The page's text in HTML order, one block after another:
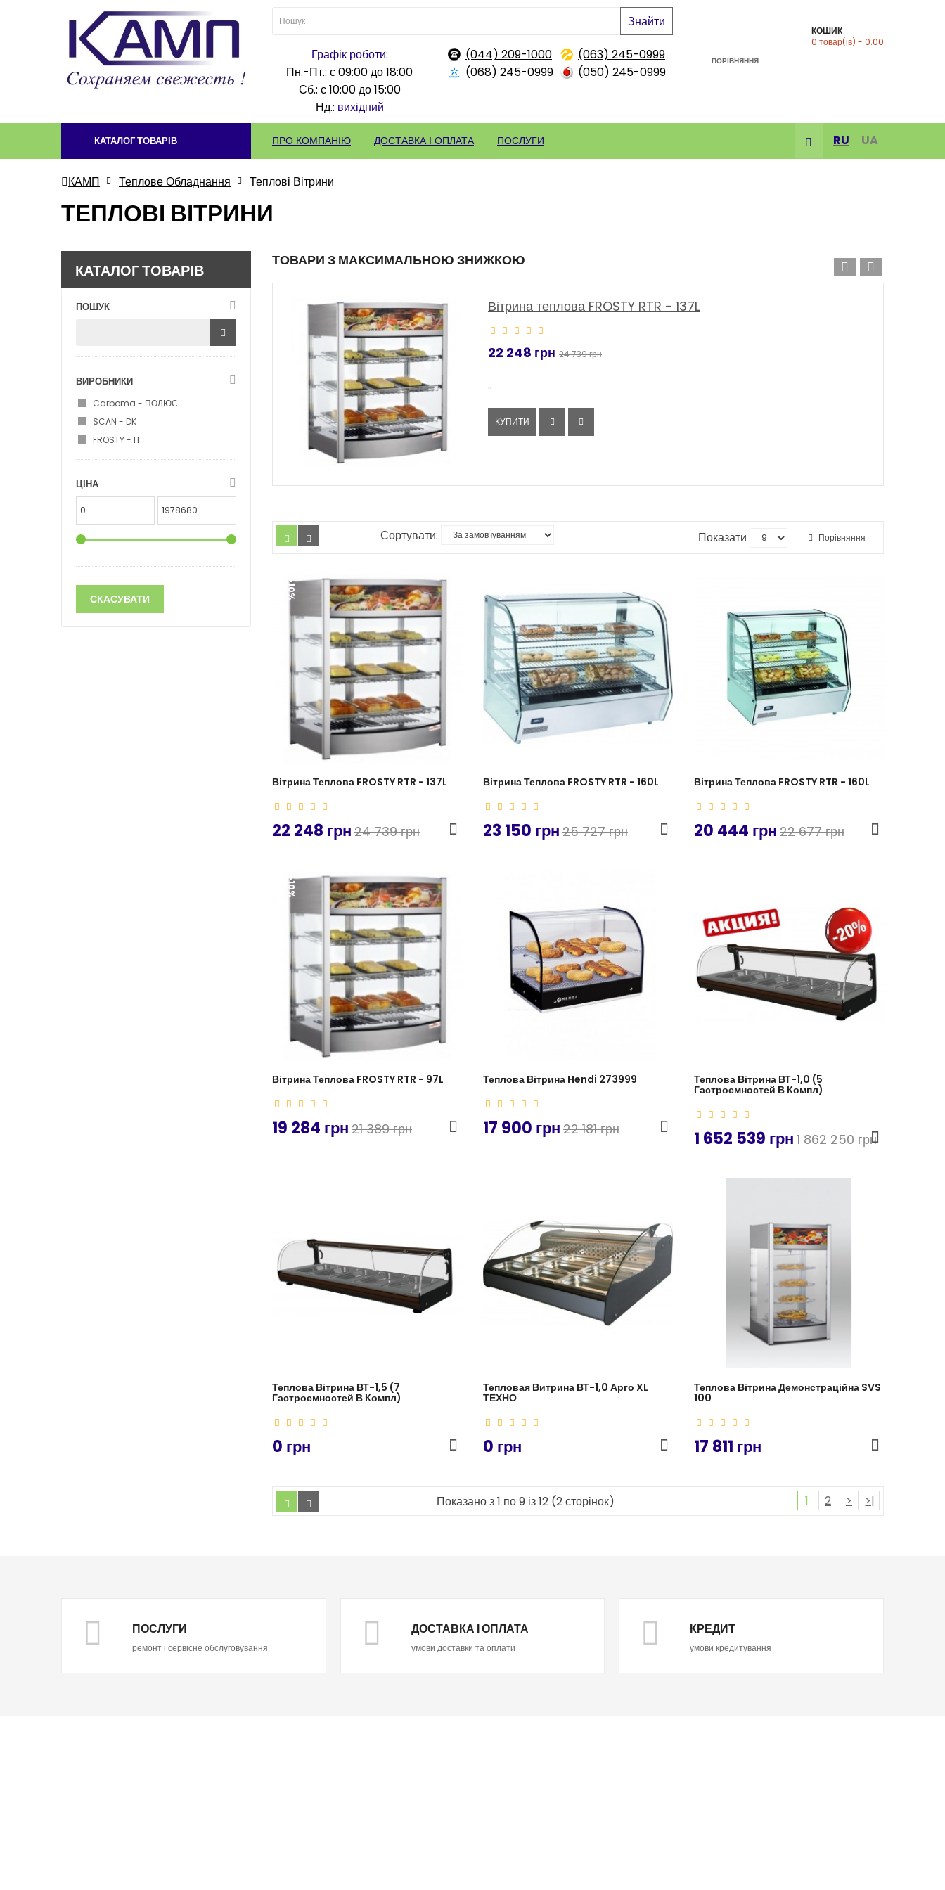
Знайти
Графік роботи:
Пн.-Пт.: с 09:00 до 18:00
Сб.: с 10:00 до 15:00
Нд.: вихідний
(044) 209-1000
(063) 245-0999
(068) 245-0999
(050) 245-0999
КОШИК
0 товар(ів) - 0.00
ПОРІВНЯННЯ
КАТАЛОГ ТОВАРІВ ПРО КОМПАНІЮ ДОСТАВКА І ОПЛАТА ПОСЛУГИ RU UA
КАМП Теплове Обладнання Теплові Вітрини
ТЕПЛОВІ ВІТРИНИ
КАТАЛОГ ТОВАРІВ
ПОШУК
ВИРОБНИКИ
Carboma - ПОЛЮС
SCAN - DK
FROSTY - IT
ЦІНА
СКАСУВАТИ
ТОВАРИ З МАКСИМАЛЬНОЮ ЗНИЖКОЮ
Вітрина теплова FROSTY RTR - 137L
22 248 грн 24 739 грн
..
КУПИТИ
Сортувати: Показати Порівняння
-10%
Вітрина Теплова FROSTY RTR - 137L
22 248 грн 24 739 грн
Вітрина Теплова FROSTY RTR - 160L
23 150 грн 25 727 грн
Вітрина Теплова FROSTY RTR - 160L
20 444 грн 22 677 грн
-10%
Вітрина Теплова FROSTY RTR - 97L
19 284 грн 21 389 грн
Теплова Вітрина Hendi 273999
17 900 грн 22 181 грн
Теплова Вітрина ВТ-1,0 (5
Гастроємностей В Компл)
1 652 539 грн 1 862 250 грн
Теплова Вітрина ВТ-1,5 (7
Гастроємностей В Компл)
0 грн
Тепловая Витрина ВТ-1,0 Арго XL
ТЕХНО
0 грн
Теплова Вітрина Демонстраційна SVS
100
17 811 грн
Показано з 1 по 9 із 12 (2 сторінок) 1 2 > >|
ПОСЛУГИ
ремонт і сервісне обслуговування
ДОСТАВКА І ОПЛАТА
умови доставки та оплати
КРЕДИТ
умови кредитування